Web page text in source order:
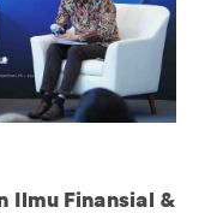
Ilmu Finansial &